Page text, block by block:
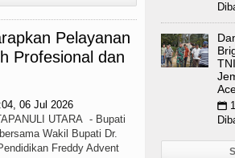
Pelayanan
Profesional dan
06 Jul 2026
UTARA - Bupati
Wakil Bupati Dr.
Freddy Advent
📅